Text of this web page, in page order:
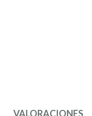
VALORACIONES